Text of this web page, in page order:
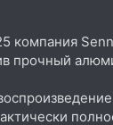
компания
прочный